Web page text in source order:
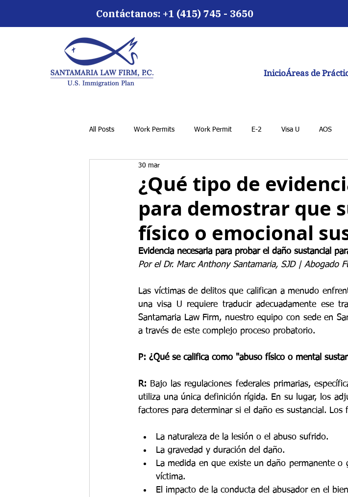
Contáctanos: +1 (415) 745 - 3650
InicioÁreas de
All Posts Work Permits Work Permit E-2 Visa U AOS
¿Qué tipo de
para demostrar que
físico o emocional
30 mar
Evidencia necesaria para probar el daño sustancial
Por el Dr. Marc Anthony Santamaria, SJD | Abogado
Las víctimas de delitos que califican a menudo
una visa U requiere traducir adecuadamente ese
Santamaria Law Firm, nuestro equipo con sede en
a través de este complejo proceso probatorio.
P: ¿Qué se califica como "abuso físico o mental
R: Bajo las regulaciones federales primarias,
utiliza una única definición rígida. En su lugar, los
factores para determinar si el daño es sustancial. Los
La naturaleza de la lesión o el abuso sufrido.
La gravedad y duración del daño.
La medida en que existe un daño permanente
víctima.
El impacto de la conducta del abusador en el